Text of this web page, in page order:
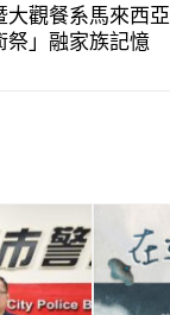
大觀餐系馬來西
祭」融家族記憶